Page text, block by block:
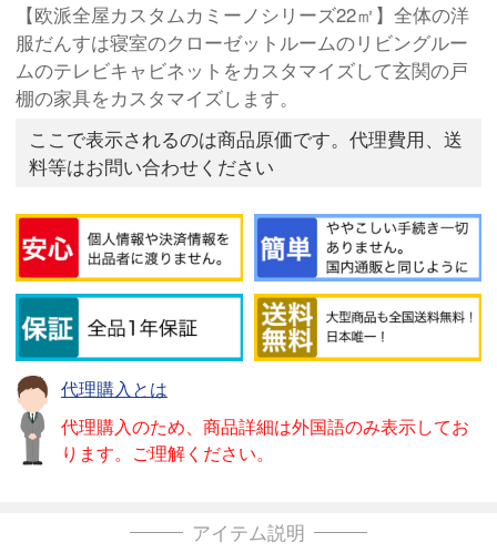
【欧派全屋カスタムカミーノシリーズ22㎡】全体の洋
服だんすは寝室のクローゼットルームのリビングルー
ムのテレビキャビネットをカスタマイズして玄関の戸
棚の家具をカスタマイズします。
ここで表示されるのは商品原価です。代理費用、送
料等はお問い合わせください
代理購入とは
代理購入のため、商品詳細は外国語のみ表示してお
ります。ご理解ください。
アイテム説明